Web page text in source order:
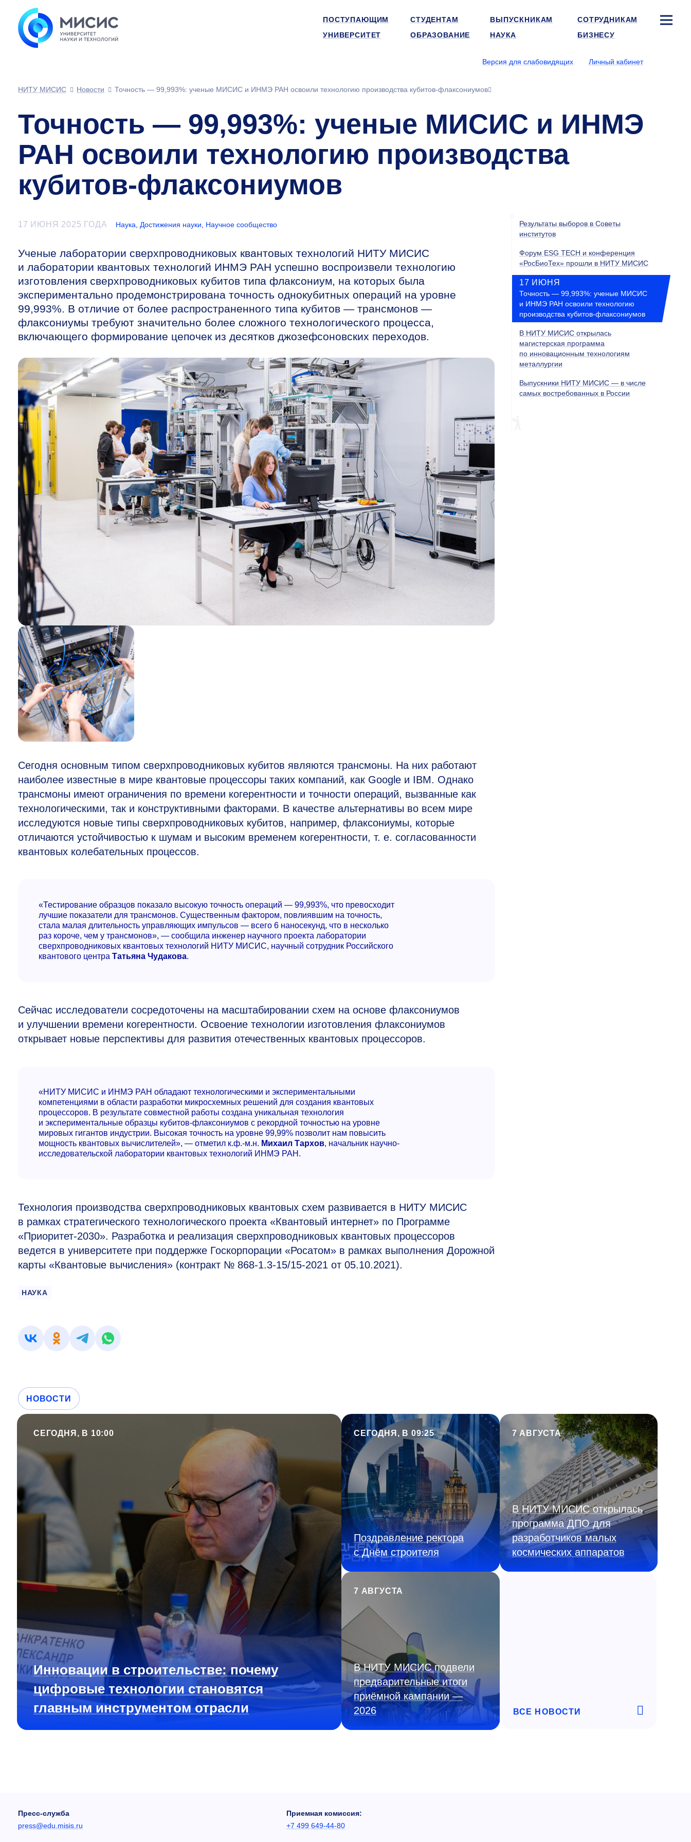
ПОСТУПАЮЩИМ СТУДЕНТАМ ВЫПУСКНИКАМ
СОТРУДНИКАМ
УНИВЕРСИТЕТ
ОБРАЗОВАНИЕ НАУКА БИЗНЕСУ
Версия для слабовидящих Личный кабинет
НИТУ МИСИС Новости Точность — 99,993%: ученые МИСИС и ИНМЭ РАН освоили технологию производства кубитов-флаксониумов
Точность — 99,993%: ученые МИСИС и ИНМЭ
РАН освоили технологию производства
кубитов-флаксониумов
17 ИЮНЯ 2025 ГОДА Наука Достижения науки Научное сообщество
Ученые лаборатории сверхпроводниковых квантовых технологий НИТУ МИСИС
и лаборатории квантовых технологий ИНМЭ РАН успешно воспроизвели технологию
изготовления сверхпроводниковых кубитов типа флаксониум, на которых была
экспериментально продемонстрирована точность однокубитных операций на уровне
99,993%. В отличие от более распространенного типа кубитов — трансмонов —
флаксониумы требуют значительно более сложного технологического процесса,
включающего формирование цепочек из десятков джозефсоновских переходов.
Сегодня основным типом сверхпроводниковых кубитов являются трансмоны. На них работают
наиболее известные в мире квантовые процессоры таких компаний, как Google и IBM. Однако
трансмоны имеют ограничения по времени когерентности и точности операций, вызванные как
технологическими, так и конструктивными факторами. В качестве альтернативы во всем мире
исследуются новые типы сверхпроводниковых кубитов, например, флаксониумы, которые
отличаются устойчивостью к шумам и высоким временем когерентности, т. е. согласованности
квантовых колебательных процессов.
«Тестирование образцов показало высокую точность операций — 99,993%, что превосходит
лучшие показатели для трансмонов. Существенным фактором, повлиявшим на точность,
стала малая длительность управляющих импульсов — всего 6 наносекунд, что в несколько
раз короче, чем у трансмонов», — сообщила инженер научного проекта лаборатории
сверхпроводниковых квантовых технологий НИТУ МИСИС, научный сотрудник Российского
квантового центра Татьяна Чудакова.
Сейчас исследователи сосредоточены на масштабировании схем на основе флаксониумов
и улучшении времени когерентности. Освоение технологии изготовления флаксониумов
открывает новые перспективы для развития отечественных квантовых процессоров.
«НИТУ МИСИС и ИНМЭ РАН обладают технологическими и экспериментальными
компетенциями в области разработки микросхемных решений для создания квантовых
процессоров. В результате совместной работы создана уникальная технология
и экспериментальные образцы кубитов-флаксониумов с рекордной точностью на уровне
мировых гигантов индустрии. Высокая точность на уровне 99,99% позволит нам повысить
мощность квантовых вычислителей», — отметил к.ф.-м.н. Михаил Тархов, начальник научно-
исследовательской лаборатории квантовых технологий ИНМЭ РАН.
Технология производства сверхпроводниковых квантовых схем развивается в НИТУ МИСИС
в рамках стратегического технологического проекта «Квантовый интернет» по Программе
«Приоритет-2030». Разработка и реализация сверхпроводниковых квантовых процессоров
ведется в университете при поддержке Госкорпорации «Росатом» в рамках выполнения Дорожной
карты «Квантовые вычисления» (контракт № 868-1.3-15/15-2021 от 05.10.2021).
НАУКА
Результаты выборов в Советы
институтов
Форум ESG TECH и конференция
«РосБиоТех» прошли в НИТУ МИСИС
17 ИЮНЯ
Точность — 99,993%: ученые МИСИС
и ИНМЭ РАН освоили технологию
производства кубитов-флаксониумов
В НИТУ МИСИС открылась
магистерская программа
по инновационным технологиям
металлургии
Выпускники НИТУ МИСИС — в числе
самых востребованных в России
НОВОСТИ
СЕГОДНЯ, В 10:00
Инновации в строительстве: почему
цифровые технологии становятся
главным инструментом отрасли
СЕГОДНЯ, В 09:25
Поздравление ректора
с Днём строителя
7 АВГУСТА
В НИТУ МИСИС открылась
программа ДПО для
разработчиков малых
космических аппаратов
7 АВГУСТА
В НИТУ МИСИС подвели
предварительные итоги
приёмной кампании —
2026
ВСЕ НОВОСТИ
Пресс-служба
press@edu.misis.ru
Приемная комиссия:
+7 499 649-44-80